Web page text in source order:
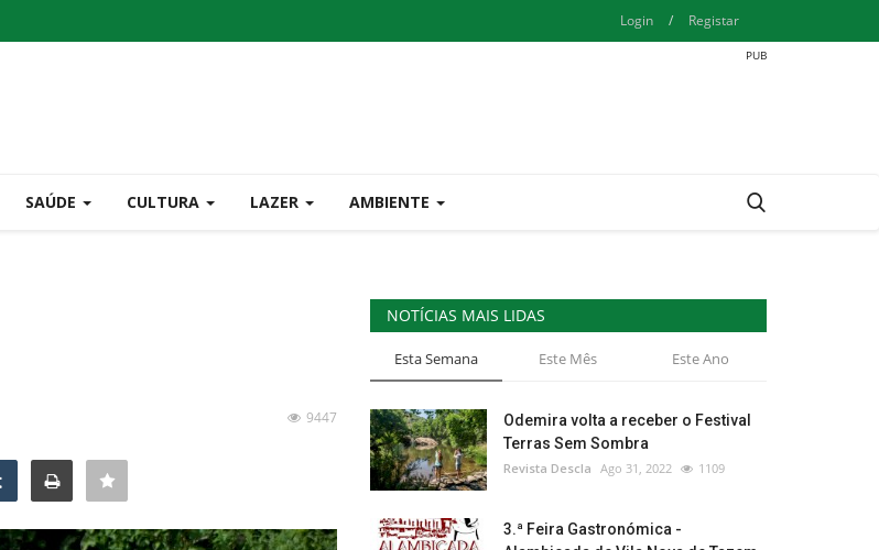
Login / Registar
SAÚDE CULTURA LAZER AMBIENTE
9447
NOTÍCIAS MAIS LIDAS
Esta Semana Este Mês Este Ano
Odemira volta a receber o Festival
Terras Sem Sombra
Revista Descla Ago 31, 2022 1109
3.ª Feira Gastronómica -